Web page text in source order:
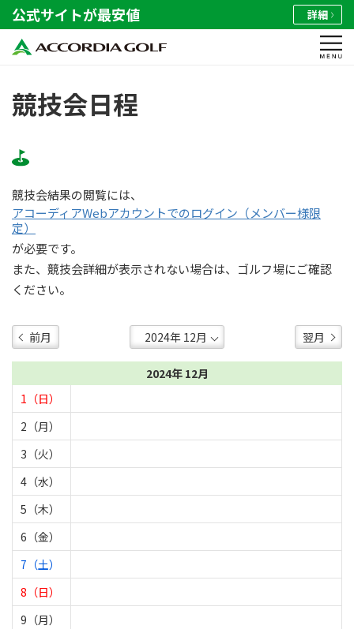
公式サイトが最安値 詳細
競技会日程
競技会結果の閲覧には、
アコーディアWebアカウントでのログイン（メンバー様限
定）
が必要です。
また、競技会詳細が表示されない場合は、ゴルフ場にご確認
ください。
前月 翌月
2024年 12月
1（日）
2（月）
3（火）
4（水）
5（木）
6（金）
7（土）
8（日）
9（月）